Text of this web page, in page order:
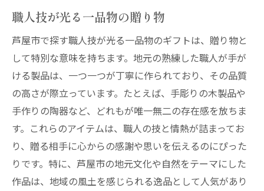
職人技が光る一品物の贈り物
芦屋市で探す職人技が光る一品物のギフトは、贈り物と
して特別な意味を持ちます。地元の熟練した職人が手が
ける製品は、一つ一つが丁寧に作られており、その品質
の高さが際立っています。たとえば、手彫りの木製品や
手作りの陶器など、どれもが唯一無二の存在感を放ちま
す。これらのアイテムは、職人の技と情熱が詰まってお
り、贈る相手に心からの感謝や思いを伝えるのにぴった
りです。特に、芦屋市の地元文化や自然をテーマにした
作品は、地域の風土を感じられる逸品として人気があり